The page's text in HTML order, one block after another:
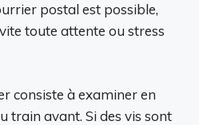
postal est possible,
toute attente ou stress
consiste à examiner en
train avant. Si des vis sont